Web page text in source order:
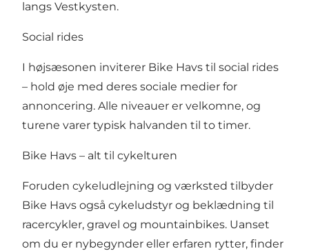
langs Vestkysten.
Social rides
I højsæsonen inviterer Bike Havs til social rides
– hold øje med deres sociale medier for
annoncering. Alle niveauer er velkomne, og
turene varer typisk halvanden til to timer.
Bike Havs – alt til cykelturen
Foruden cykeludlejning og værksted tilbyder
Bike Havs også cykeludstyr og beklædning til
racercykler, gravel og mountainbikes. Uanset
om du er nybegynder eller erfaren rytter, finder